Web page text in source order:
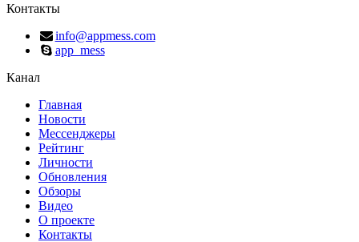
Контакты
info@appmess.com
app_mess
Канал
Главная
Новости
Мессенджеры
Рейтинг
Личности
Обновления
Обзоры
Видео
О проекте
Контакты